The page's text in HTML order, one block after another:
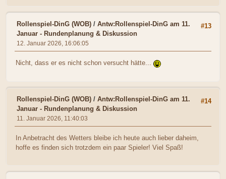
#13
Rollenspiel-DinG (WOB) / Antw:Rollenspiel-DinG am 11.
Januar - Rundenplanung & Diskussion
12. Januar 2026, 16:06:05
Nicht, dass er es nicht schon versucht hätte...
#14
Rollenspiel-DinG (WOB) / Antw:Rollenspiel-DinG am 11.
Januar - Rundenplanung & Diskussion
11. Januar 2026, 11:40:03
In Anbetracht des Wetters bleibe ich heute auch lieber daheim,
hoffe es finden sich trotzdem ein paar Spieler! Viel Spaß!